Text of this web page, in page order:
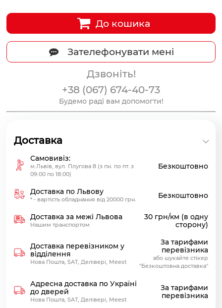
До кошика
Зателефонувати мені
Дзвоніть!
+38 (067) 674-40-73
Будемо раді вам допомогти!
Доставка
Самовивіз:
м.Львів, вул. Плугова 8 (з пн. по пт. з
09:00 по 18:00)
Безкоштовно
Доставка по Львову
* - вартість обладнання від 20000 грн. Безкоштовно
Доставка за межі Львова
Нашим транспортом
30 грн/км (в одну
сторону)
Доставка перевізником у
відділення
Нова Пошта, SAT, Делівері, Meest
За тарифами
перевізника
або шукайте стікер
"Безкоштовна доставка"
Адресна доставка по Україні
до дверей
Нова Пошта, SAT, Делівері, Meest
За тарифами
перевізника